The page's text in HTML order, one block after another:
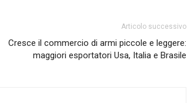
Articolo successivo
Cresce il commercio di armi piccole e leggere:
maggiori esportatori Usa, Italia e Brasile